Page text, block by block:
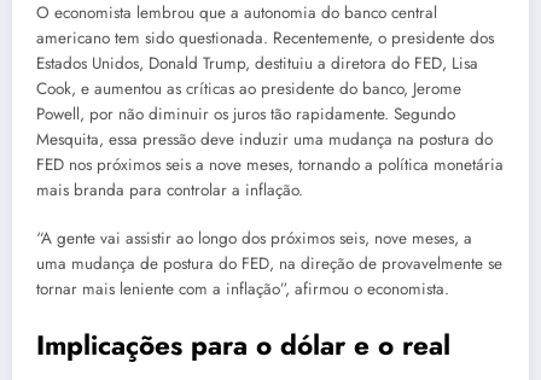
O economista lembrou que a autonomia do banco central
americano tem sido questionada. Recentemente, o presidente dos
Estados Unidos, Donald Trump, destituiu a diretora do FED, Lisa
Cook, e aumentou as críticas ao presidente do banco, Jerome
Powell, por não diminuir os juros tão rapidamente. Segundo
Mesquita, essa pressão deve induzir uma mudança na postura do
FED nos próximos seis a nove meses, tornando a política monetária
mais branda para controlar a inflação.
“A gente vai assistir ao longo dos próximos seis, nove meses, a
uma mudança de postura do FED, na direção de provavelmente se
tornar mais leniente com a inflação”, afirmou o economista.
Implicações para o dólar e o real